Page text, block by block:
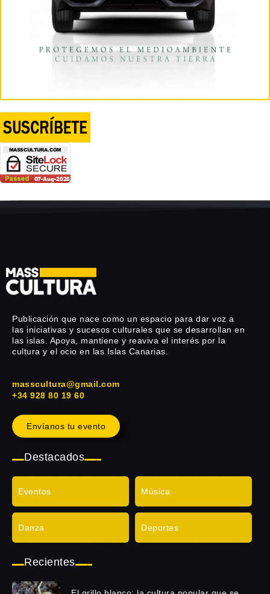
Publicación que nace como un espacio para dar voz a
las iniciativas y sucesos culturales que se desarrollan en
las islas. Apoya, mantiene y reaviva el interés por la
cultura y el ocio en las Islas Canarias.
masscultura@gmail.com
+34 928 80 19 60
Envíanos tu evento
Destacados
Eventos Música
Danza Deportes
Recientes